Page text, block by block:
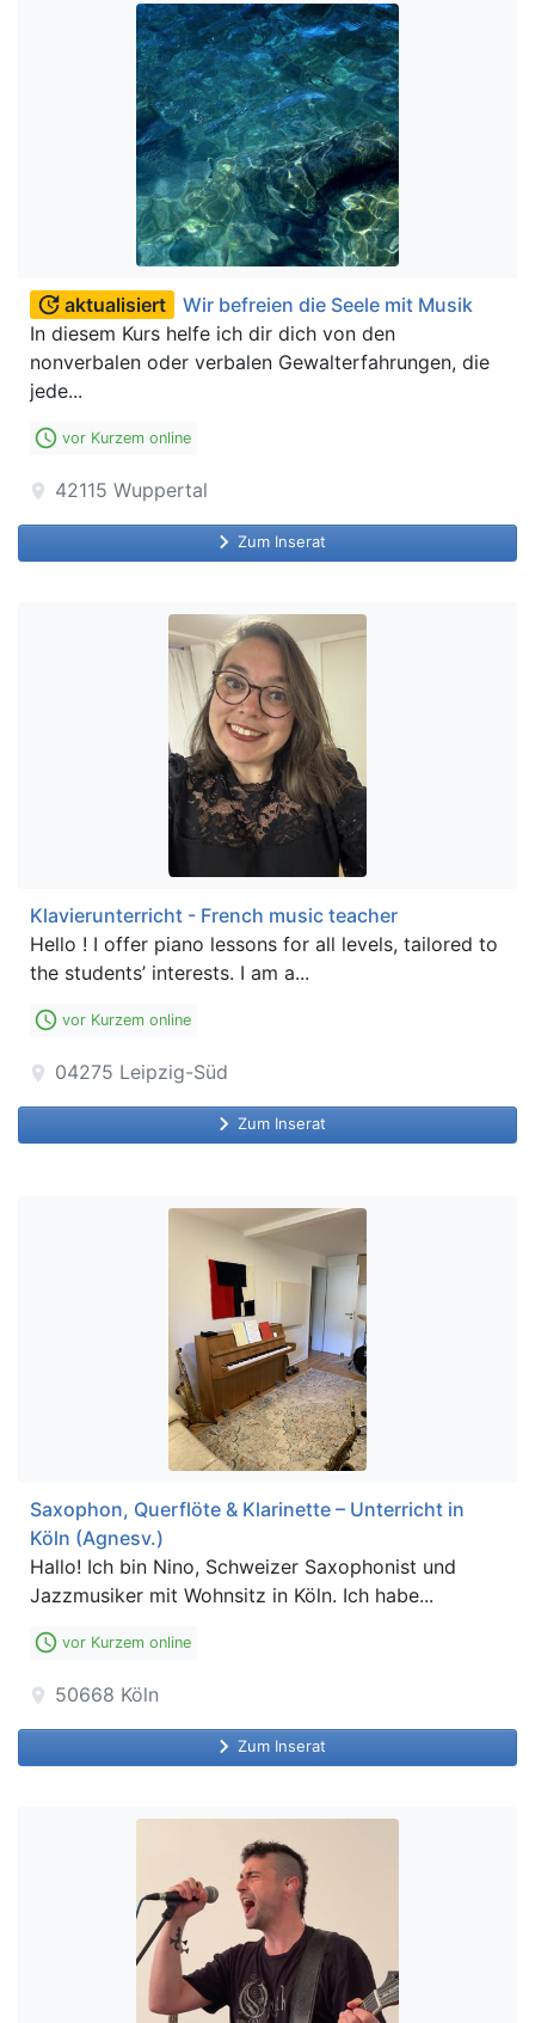
update aktualisiert
Wir befreien die Seele mit Musik
In diesem Kurs helfe ich dir dich von den
nonverbalen oder verbalen Gewalterfahrungen, die
jede...
access_time vor Kurzem online
location_on 42115 Wuppertal
keyboard_arrow_right Zum Inserat
Klavierunterricht - French music teacher
Hello ! I offer piano lessons for all levels, tailored to
the students’ interests. I am a...
access_time vor Kurzem online
location_on 04275 Leipzig-Süd
keyboard_arrow_right Zum Inserat
Saxophon, Querflöte & Klarinette – Unterricht in
Köln (Agnesv.)
Hallo! Ich bin Nino, Schweizer Saxophonist und
Jazzmusiker mit Wohnsitz in Köln. Ich habe...
access_time vor Kurzem online
location_on 50668 Köln
keyboard_arrow_right Zum Inserat